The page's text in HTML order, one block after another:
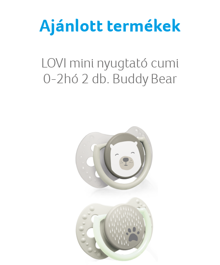
Ajánlott termékek
LOVI mini nyugtató cumi
0-2hó 2 db. Buddy Bear